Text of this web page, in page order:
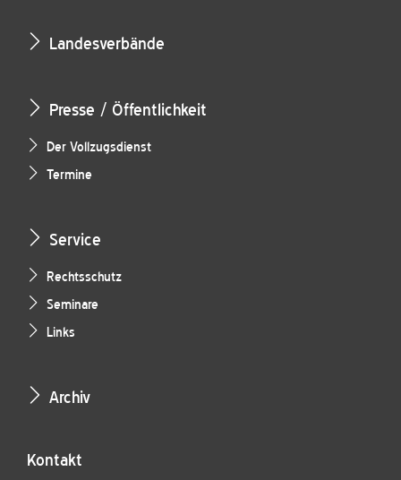
Landesverbände
Presse / Öffentlichkeit
Der Vollzugsdienst
Termine
Service
Rechtsschutz
Seminare
Links
Archiv
Kontakt